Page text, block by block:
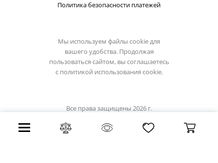
Политика безопасности платежей
Мы используем файлы cookie для
вашего удобства. Продолжая
пользоваться сайтом, вы соглашаетесь
с политикой использования cookie.
Все права защищены 2026 г.